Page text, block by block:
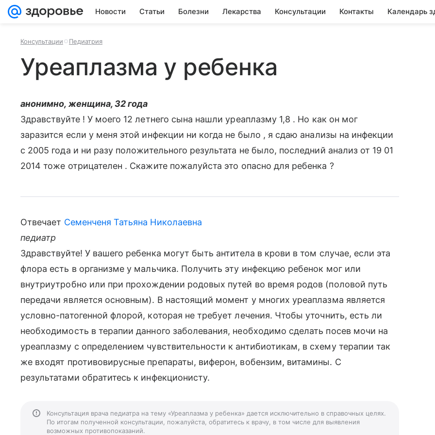
Новости Статьи Болезни Лекарства Консультации Контакты Календарь
Консультации Педиатрия
Уреаплазма у ребенка
анонимно, женщина, 32 года
Здравствуйте ! У моего 12 летнего сына нашли уреаплазму 1,8 . Но как он мог
заразится если у меня этой инфекции ни когда не было , я сдаю анализы на инфекции
с 2005 года и ни разу положительного результата не было, последний анализ от 19 01
2014 тоже отрицателен . Скажите пожалуйста это опасно для ребенка ?
Отвечает Семенченя Татьяна Николаевна
педиатр
Здравствуйте! У вашего ребенка могут быть антитела в крови в том случае, если эта
флора есть в организме у мальчика. Получить эту инфекцию ребенок мог или
внутриутробно или при прохождении родовых путей во время родов (половой путь
передачи является основным). В настоящий момент у многих уреаплазма является
условно-патогенной флорой, которая не требует лечения. Чтобы уточнить, есть ли
необходимость в терапии данного заболевания, необходимо сделать посев мочи на
уреаплазму с определением чувствительности к антибиотикам, в схему терапии так
же входят противовирусные препараты, виферон, вобензим, витамины. С
результатами обратитесь к инфекционисту.
Консультация врача педиатра на тему «Уреаплазма у ребенка» дается исключительно в справочных целях.
По итогам полученной консультации, пожалуйста, обратитесь к врачу, в том числе для выявления
возможных противопоказаний.